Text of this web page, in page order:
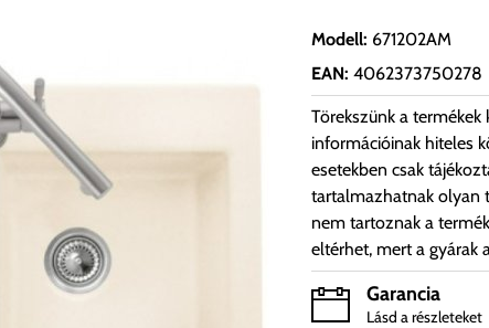
Modell: 671202AM
EAN: 4062373750278
Törekszünk a termékek
információinak hiteles
esetekben csak
tartalmazhatnak olyan
nem tartoznak a
eltérhet, mert a gyárak
Garancia
Lásd a részleteket